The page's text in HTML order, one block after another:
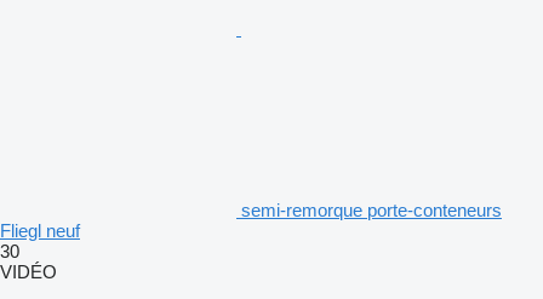
semi-remorque porte-conteneurs
Fliegl neuf
30
VIDÉO